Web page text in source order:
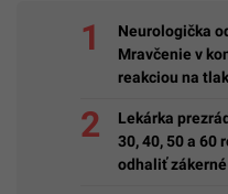
Neurologička
Mravčenie v
reakciou na
Lekárka
30, 40, 50 a 60
odhaliť